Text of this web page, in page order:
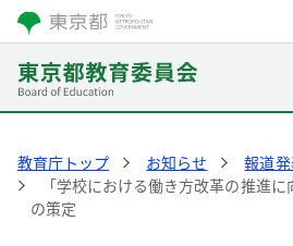
教育庁トップ お知らせ 報道
「学校における働き方改革の推進に
の策定